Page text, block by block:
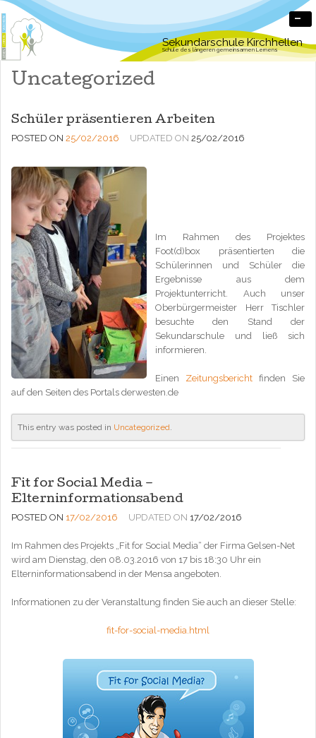
Sekundarschule Kirchhellen
Schule des längeren gemeinsamen Lernens
-
Uncategorized
Schüler präsentieren Arbeiten
POSTED ON 25/02/2016 UPDATED ON 25/02/2016
Im Rahmen des Projektes
Foot(d)box präsentierten die
Schülerinnen und Schüler die
Ergebnisse aus dem
Projektunterricht. Auch unser
Oberbürgermeister Herr Tischler
besuchte den Stand der
Sekundarschule und ließ sich
informieren.
Einen Zeitungsbericht finden Sie
auf den Seiten des Portals derwesten.de
This entry was posted in Uncategorized
Fit for Social Media –
Elterninformationsabend
POSTED ON 17/02/2016 UPDATED ON 17/02/2016
Im Rahmen des Projekts „Fit for Social Media“ der Firma Gelsen-Net
wird am Dienstag, den 08.03.2016 von 17 bis 18:30 Uhr ein
Elterninformationsabend in der Mensa angeboten.
Informationen zu der Veranstaltung finden Sie auch an dieser Stelle:
fit-for-social-media.html